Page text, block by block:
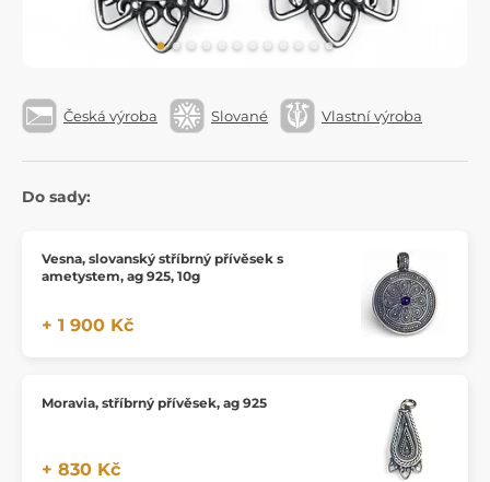
Česká výroba Slované Vlastní výroba
Do sady:
Vesna, slovanský stříbrný přívěsek s
ametystem, ag 925, 10g
+ 1 900 Kč
Moravia, stříbrný přívěsek, ag 925
+ 830 Kč